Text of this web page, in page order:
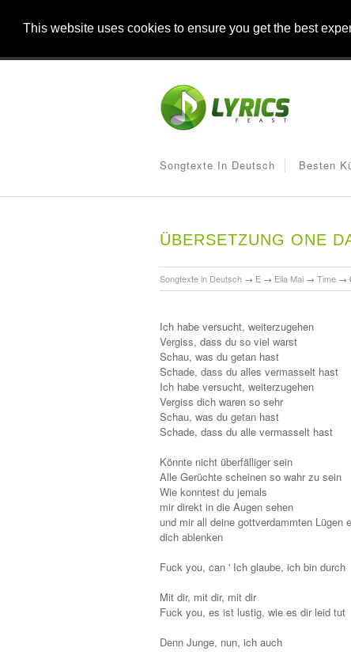
This website uses cookies to ensure you get the best
Songtexte In Deutsch Besten
ÜBERSETZUNG ONE
Songtexte in Deutsch → E → Ella Mai → Time →
Ich habe versucht, weiterzugehen
Vergiss, dass du so viel warst
Schau, was du getan hast
Schade, dass du alles vermasselt hast
Ich habe versucht, weiterzugehen
Vergiss dich waren so sehr
Schau, was du getan hast
Schade, dass du alle vermasselt hast
Könnte nicht überfälliger sein
Alle Gerüchte scheinen so wahr zu sein
Wie konntest du jemals
mir direkt in die Augen sehen
und mir all deine gottverdammten Lügen
dich ablenken
Fuck you, can ' Ich glaube, ich bin durch
Mit dir, mit dir, mit dir
Fuck you, es ist lustig, wie es dir leid tut
Denn Junge, nun, ich auch